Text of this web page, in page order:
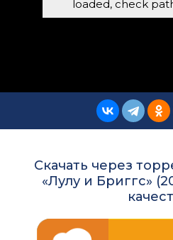
loaded, check
Скачать через
«Лулу и Бриггс»